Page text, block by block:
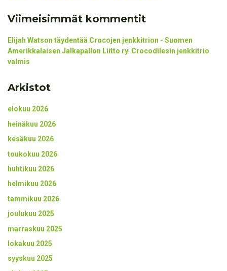
Viimeisimmät kommentit
Elijah Watson täydentää Crocojen jenkkitrion - Suomen
Amerikkalaisen Jalkapallon Liitto ry: Crocodilesin jenkkitrio
valmis
Arkistot
elokuu 2026
heinäkuu 2026
kesäkuu 2026
toukokuu 2026
huhtikuu 2026
helmikuu 2026
tammikuu 2026
joulukuu 2025
marraskuu 2025
lokakuu 2025
syyskuu 2025